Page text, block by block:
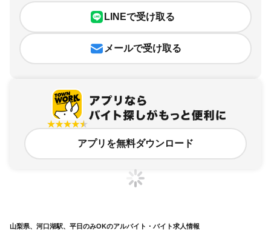
LINEで受け取る
メールで受け取る
アプリを無料ダウンロード
山梨県、河口湖駅、平日のみOKのアルバイト・バイト求人情報